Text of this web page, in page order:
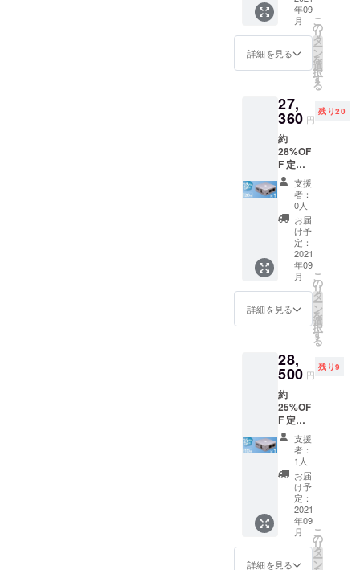
ル LAN
ケーブ
ル 保証
書(日本
語) 説明
送料込
み
年09
月
詳細を見る
こ
の
リ
タ
ー
ン
を
選
択
す
る
27,
360 円
残り20
約
28%OF
F 定
価：
￥38,00
ト内容
本体 ×
１ 電源
ケーブ
ル LAN
ケーブ
ル 保証
書(日本
語) 説明
送料込
み
支援
者：
0人
お届
け予
定：
2021
年09
月
詳細を見る
こ
の
リ
タ
ー
ン
を
選
択
す
る
28,
500 円
残り9
約
25%OF
F 定
価：
￥38,00
ト内容
本体 ×
１ 電源
ケーブ
ル LAN
ケーブ
ル 保証
書(日本
支援
者：
1人
お届
け予
定：
2021
年09
月
詳細を見る
こ
の
リ
タ
ー
ン